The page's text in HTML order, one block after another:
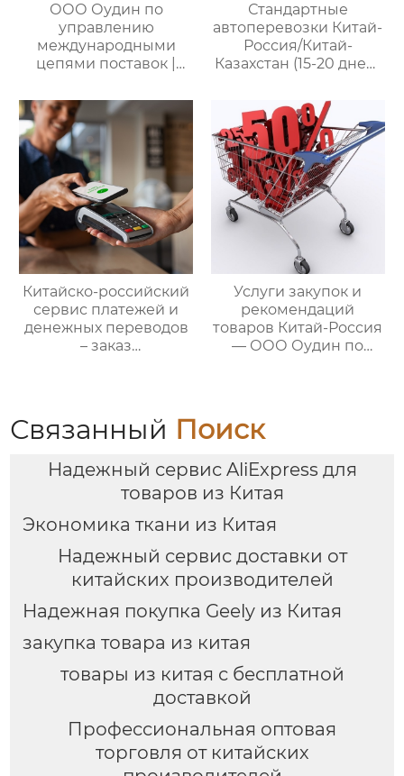
ООО Оудин по
управлению
международными
цепями поставок |
услуги
посреднических
закупок Китай-Россия:
комплексное
решение ваших
трансграничных задач
Стандартные
автоперевозки Китай-
Россия/Китай-
Казахстан (15-20 дней)
управлению
международными
цепями поставок
Китайско-российский
сервис платежей и
денежных переводов
– заказ
Услуги закупок и
рекомендаций
товаров Китай-Россия
— ООО Оудин по
Связанный Поиск
Надежный сервис AliExpress для
товаров из Китая
Экономика ткани из Китая
Надежный сервис доставки от
китайских производителей
Надежная покупка Geely из Китая
закупка товара из китая
товары из китая с бесплатной
доставкой
Профессиональная оптовая
торговля от китайских